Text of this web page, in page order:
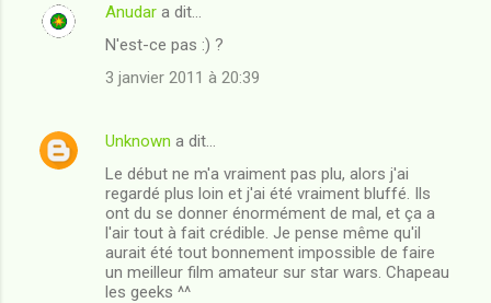
Anudar a dit…
N'est-ce pas :) ?
3 janvier 2011 à 20:39
Unknown a dit…
Le début ne m'a vraiment pas plu, alors j'ai
regardé plus loin et j'ai été vraiment bluffé. Ils
ont du se donner énormément de mal, et ça a
l'air tout à fait crédible. Je pense même qu'il
aurait été tout bonnement impossible de faire
un meilleur film amateur sur star wars. Chapeau
les geeks ^^